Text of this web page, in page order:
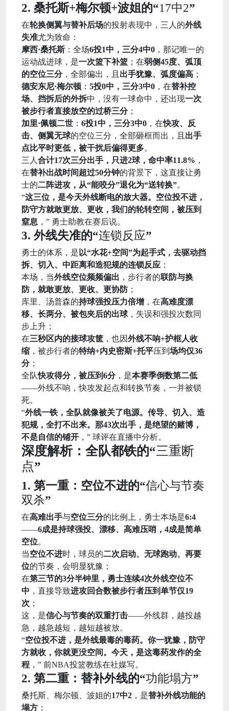
2. 桑托斯+梅尔顿+波姐的“17中2”
在轮换侧翼与替补后场的投射表现中，三人的外线
失准尤为致命：
摩西·桑托斯：全场6投1中，三分4中0 ，那记唯一的
运动战进球，是一次篮下补篮 ；在弱侧45度、弧顶
的空位三分，全部偏出，且 出手犹豫、弧度偏高 ；
德安东尼·梅尔顿 ： 5投0中，三分3中0 ，在替补控
场、挡拆后的外拆中，没有一球命中，还出现一次
被步行者直接放空的过桥三分；
加里·佩顿二世 ： 6投1中，三分3中0 ，在快攻、反
击、侧翼无球的空位三分，全部砸框而出，且 出手
点比平时更低，被干扰后偏得更多。
三人 合计17次三分出手，只进2球，命中率11.8% ，
在替补出战时间超过50分钟的背景下，这直接让勇
士的二阵进攻，从“能咬分”退化为“送转换”。
“这三位，是今天外线断电的放大器。空位投不进，
防守方就敢更放、更收，我们的轮转空间，被压到
窒息 ，” 勇士助教在赛后说。
3. 外线失准的“连锁反应”
勇士的体系，是 以“水花+空间”为起手式，去驱动挡
拆、切入、中距离和造犯规的连锁反应 ：
本场，当外线空位频频偏出 ，步行者的联防与换
防，就敢更放、更收、更协防；
库里、汤普森的持球强投压力倍增 ，在高难度漂
移、长两分、被包夹后的出球，失误和强投次数同
步上升；
在三秒区内的接球攻筐 ，也因外线不响+护框人收
缩 ，被步行者的特纳+内史密斯+托平压到 场均仅36
分；
全队快攻得分，被压到6分，是本赛季倒数第二低
——外线不响，快攻发起点和转换节奏，一并被锁
死。
“外线一铁，全队就像被关了电源。传导、切入、造
犯规，全打不出来。那43次出手，是绝望的赌博，
不是自信的铺开 ，” 球评在直播中分析。
深度解析：全队都铁的“三重断
点”
1. 第一重：空位不进的“信心与节奏
双杀”
在高难出手与空位三分的比例上，勇士本场是6:4
——6成是持球强投、漂移、高难压哨，4成是简单
空位。
当空位不进时，球员的二次启动、无球跑动、再要
位的节奏，会明显犹豫；
在第三节的3分半钟里，勇士连续4次外线空位不
中 ，直接导致进攻回合数被步行者压到单节仅19
次 ；
这，是信心与节奏的双重打击——外线群，越投越
急，越急越短，越短越被放。
“空位投不进，是外线最毒的毒药。你一犹豫，防守
方就收，你就更没空间。今天，是这毒药发作的全
程 ，” 前NBA投篮教练在社媒写。
2. 第二重：替补外线的“功能塌方”
桑托斯、梅尔顿、波姐的17中2 ，是替补外线功能的
塌方 ：